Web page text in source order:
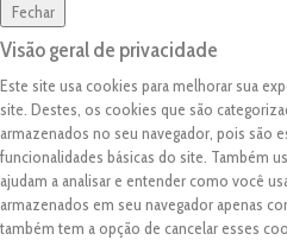
Fechar
Visão geral de privacidade
Este site usa cookies para melhorar sua
site. Destes, os cookies que são
armazenados no seu navegador, pois são
funcionalidades básicas do site. Também
ajudam a analisar e entender como você
armazenados em seu navegador apenas
também tem a opção de cancelar esses